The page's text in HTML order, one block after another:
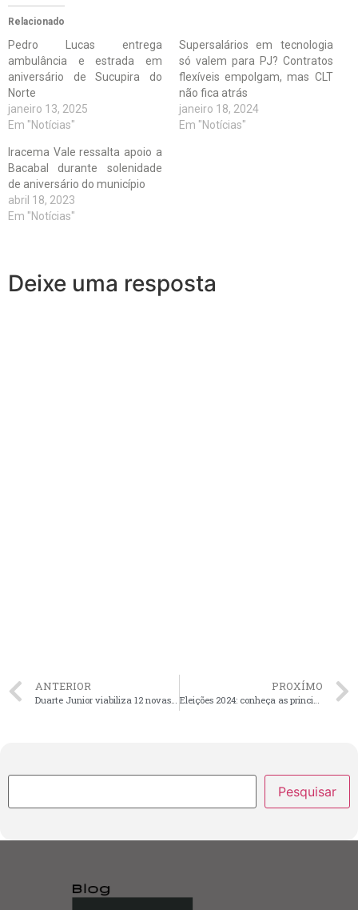
Relacionado
Pedro Lucas entrega
ambulância e estrada em
aniversário de Sucupira do
Norte
janeiro 13, 2025
Em "Notícias"
Supersalários em tecnologia
só valem para PJ? Contratos
flexíveis empolgam, mas CLT
não fica atrás
janeiro 18, 2024
Em "Notícias"
Iracema Vale ressalta apoio a
Bacabal durante solenidade
de aniversário do município
abril 18, 2023
Em "Notícias"
Deixe uma resposta
ANTERIOR
Duarte Junior viabiliza 12 novas viaturas para a Guarda Municipal de São Luís
PROXÍMO
Eleições 2024: conheça as principais datas e prazos das disputas municipais
Pesquisar